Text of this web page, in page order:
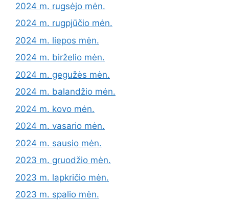
2024 m. rugsėjo mėn.
2024 m. rugpjūčio mėn.
2024 m. liepos mėn.
2024 m. birželio mėn.
2024 m. gegužės mėn.
2024 m. balandžio mėn.
2024 m. kovo mėn.
2024 m. vasario mėn.
2024 m. sausio mėn.
2023 m. gruodžio mėn.
2023 m. lapkričio mėn.
2023 m. spalio mėn.